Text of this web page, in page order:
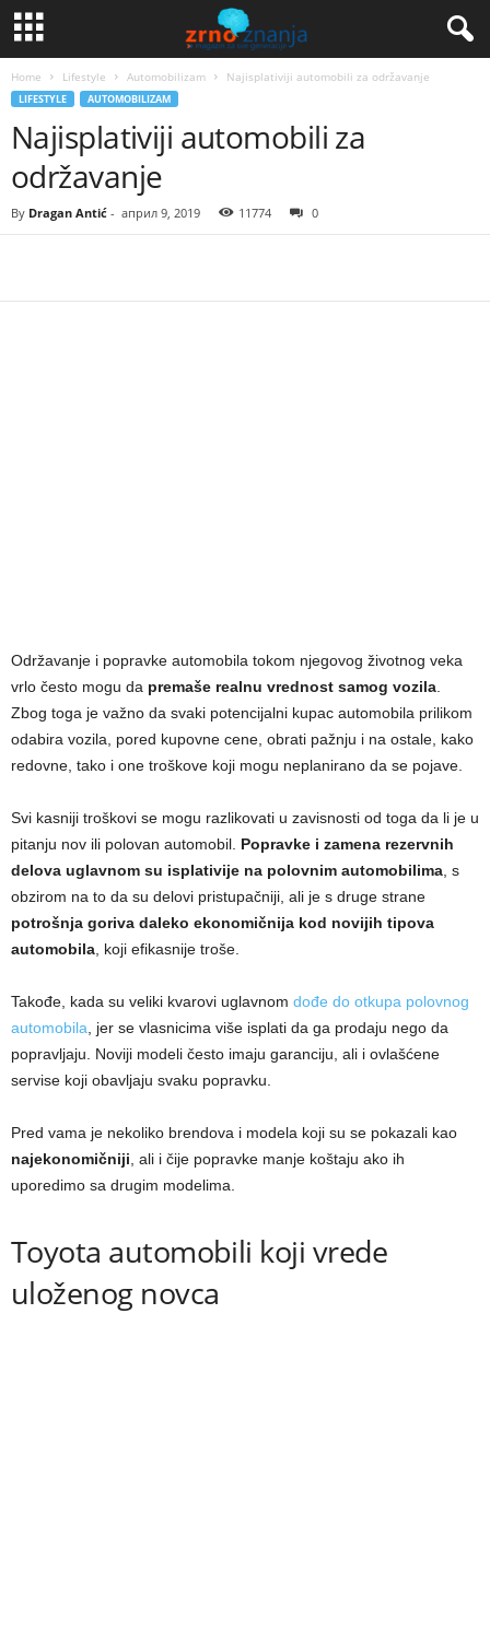
Home Lifestyle Automobilizam Najisplativiji automobili za održavanje
LIFESTYLE AUTOMOBILIZAM
Najisplativiji automobili za
održavanje
By Dragan Antić - април 9, 2019 11774 0
Održavanje i popravke automobila tokom njegovog životnog veka
vrlo često mogu da premaše realnu vrednost samog vozila.
Zbog toga je važno da svaki potencijalni kupac automobila prilikom
odabira vozila, pored kupovne cene, obrati pažnju i na ostale, kako
redovne, tako i one troškove koji mogu neplanirano da se pojave.
Svi kasniji troškovi se mogu razlikovati u zavisnosti od toga da li je u
pitanju nov ili polovan automobil. Popravke i zamena rezervnih
delova uglavnom su isplativije na polovnim automobilima, s
obzirom na to da su delovi pristupačniji, ali je s druge strane
potrošnja goriva daleko ekonomičnija kod novijih tipova
automobila, koji efikasnije troše.
Takođe, kada su veliki kvarovi uglavnom dođe do otkupa polovnog
automobila, jer se vlasnicima više isplati da ga prodaju nego da
popravljaju. Noviji modeli često imaju garanciju, ali i ovlašćene
servise koji obavljaju svaku popravku.
Pred vama je nekoliko brendova i modela koji su se pokazali kao
najekonomičniji, ali i čije popravke manje koštaju ako ih
uporedimo sa drugim modelima.
Toyota automobili koji vrede
uloženog novca